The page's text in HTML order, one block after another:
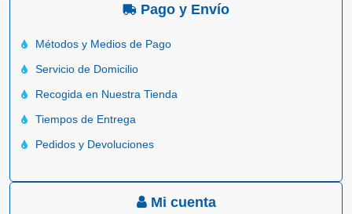
Pago y Envío
Métodos y Medios de Pago
Servicio de Domicilio
Recogida en Nuestra Tienda
Tiempos de Entrega
Pedidos y Devoluciones
Mi cuenta